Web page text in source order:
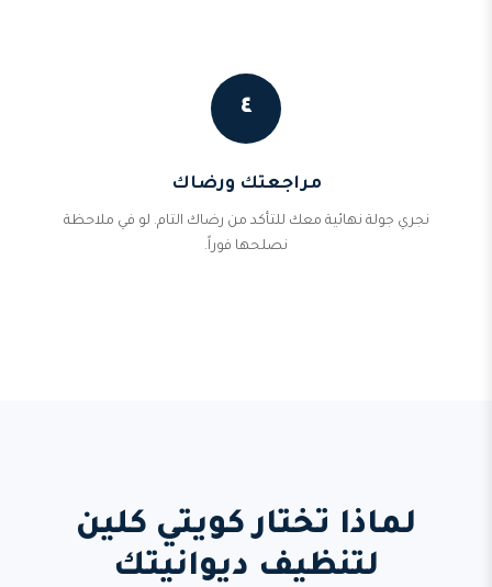
٤
مراجعتك ورضاك
نجري جولة نهائية معك للتأكد من رضاك التام. لو في ملاحظة
نصلحها فوراً.
لماذا تختار كويتي كلين
لتنظيف ديوانيتك